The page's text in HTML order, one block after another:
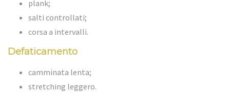
plank;
salti controllati;
corsa a intervalli.
Defaticamento
camminata lenta;
stretching leggero.